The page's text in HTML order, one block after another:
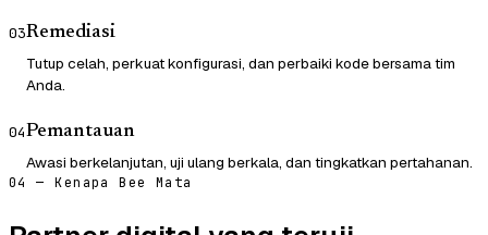
03Remediasi
Tutup celah, perkuat konfigurasi, dan perbaiki kode bersama tim
Anda.
04Pemantauan
Awasi berkelanjutan, uji ulang berkala, dan tingkatkan pertahanan.
04 — Kenapa Bee Mata